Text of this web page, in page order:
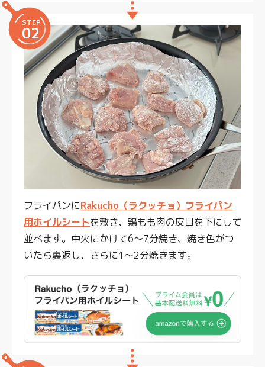
STEP
02
フライパンにRakucho（ラクッチョ）フライパン
用ホイルシートを敷き、鶏もも肉の皮目を下にして
並べます。中火にかけて6〜7分焼き、焼き色がつ
いたら裏返し、さらに1〜2分焼きます。